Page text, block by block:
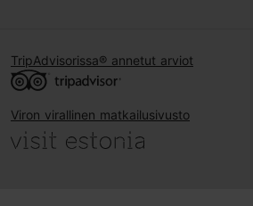
TripAdvisorissa® annetut arviot
Viron virallinen matkailusivusto